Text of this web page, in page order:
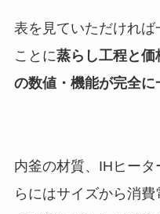
表を見ていただければ
ことに蒸らし工程と価
の数値・機能が完全に
内釜の材質、IHヒー
らにはサイズから消費